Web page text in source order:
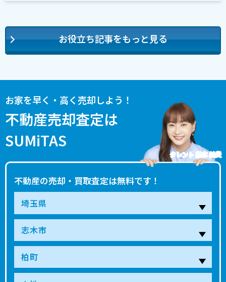
お役立ち記事をもっと見る
お家を早く・高く売却しよう！
不動産売却査定は
SUMiTAS
不動産の売却・買取査定は無料です！
タレント 藤本 美貴